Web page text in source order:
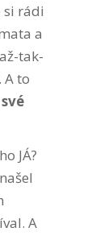
si rádi
a
tak-
A to
JÁ?
A